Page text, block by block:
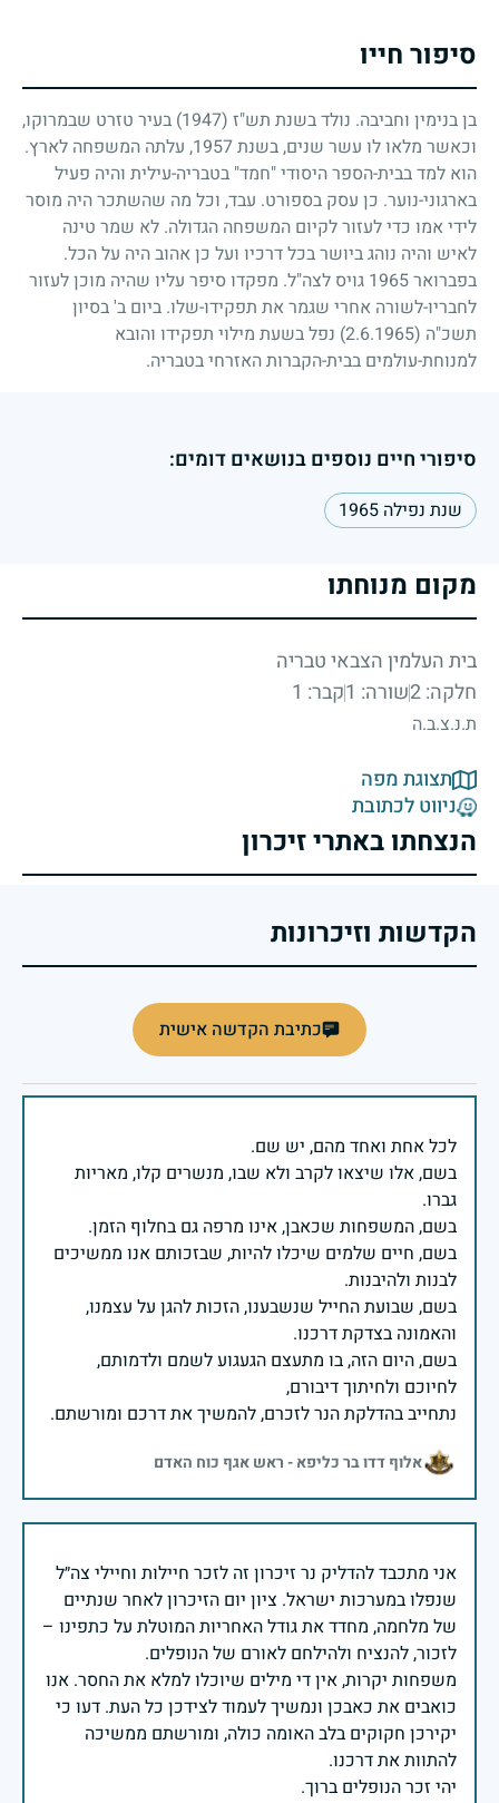
סיפור חייו
בן בנימין וחביבה. נולד בשנת תש"ז (1947)
בעיר טזרט שבמרוקו,
וכאשר מלאו לו עשר שנים, בשנת1957, עלתה המשפחה לארץ.
הוא למד בבית-הספר היסודי "חמד" בטבריה-עילית והיה פעיל
בארגוני-נוער. כן עסק בספורט. עבד, וכל מה שהשתכר היה מוסר
לידי אמו כדי לעזור לקיום המשפחה הגדולה. לא שמר טינה
לאיש והיה נוהג ביושר בכל דרכיו ועל כן אהוב היה על הכל.
בפברואר1965 גויס לצה"ל. מפקדו סיפר עליו שהיה מוכן לעזור
לחבריו-לשורה אחרי שגמר את תפקידו-שלו. ביום ב' בסיון
תשכ"ה (2.6.1965)
נפל בשעת מילוי תפקידו והובא
למנוחת-עולמים בבית-הקברות האזרחי בטבריה.
סיפורי חיים נוספים בנושאים דומים:
שנת נפילה 1965
מקום מנוחתו
בית העלמין הצבאי טבריה
חלקה: 2
שורה: 1 קבר: 1
ת.נ.צ.ב.ה
תצוגת מפה
ניווט לכתובת
הנצחתו באתרי זיכרון
הקדשות וזיכרונות
כתיבת הקדשה אישית
בשם, אלו שיצאו לקרב ולא שבו, מנשרים קלו, מאריות
בשם, חיים שלמים שיכלו להיות, שבזכותם אנו ממשיכים
בשם, שבועת החייל שנשבענו, הזכות להגן על עצמנו,
בשם, היום הזה, בו מתעצם הגעגוע לשמם ולדמותם,
נתחייב בהדלקת הנר לזכרם, להמשיך את דרכם ומורשתם.
אלוף דדו בר כליפא - ראש אגף כוח האדם
אני מתכבד להדליק נר זיכרון זה לזכר חיילות וחיילי צה״ל
שנפלו במערכות ישראל. ציון יום הזיכרון לאחר שנתיים
של מלחמה, מחדד את גודל האחריות המוטלת על כתפינו –
משפחות יקרות, אין די מילים שיוכלו למלא את החסר. אנו
כואבים את כאבכן ונמשיך לעמוד לצידכן כל העת. דעו כי
יקירכן חקוקים בלב האומה כולה, ומורשתם ממשיכה
יהי זכר הנופלים ברוך.